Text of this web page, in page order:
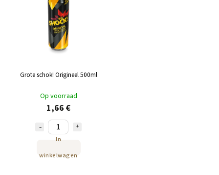
Bestsellers
Alfabetisch
Grote schok! Origineel 500ml
Op voorraad
1,66 €
In
winkelwagen